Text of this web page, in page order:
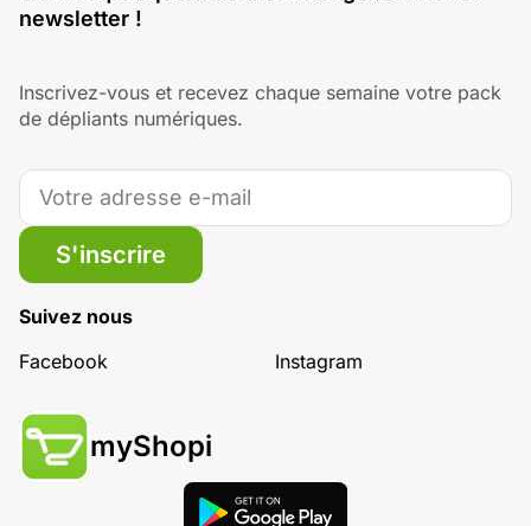
newsletter !
Inscrivez-vous et recevez chaque semaine votre pack
de dépliants numériques.
S'inscrire
Suivez nous
Facebook
Instagram
myShopi